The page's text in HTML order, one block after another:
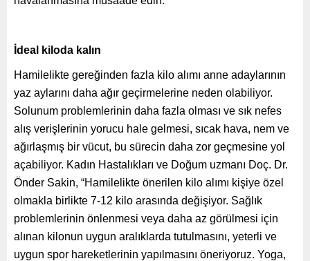
İdeal kiloda kalın
Hamilelikte gereğinden fazla kilo alımı anne adaylarının
yaz aylarını daha ağır geçirmelerine neden olabiliyor.
Solunum problemlerinin daha fazla olması ve sık nefes
alış verişlerinin yorucu hale gelmesi, sıcak hava, nem ve
ağırlaşmış bir vücut, bu sürecin daha zor geçmesine yol
açabiliyor. Kadın Hastalıkları ve Doğum uzmanı Doç. Dr.
Önder Sakin, “Hamilelikte önerilen kilo alımı kişiye özel
olmakla birlikte 7-12 kilo arasında değişiyor. Sağlık
problemlerinin önlenmesi veya daha az görülmesi için
alınan kilonun uygun aralıklarda tutulmasını, yeterli ve
uygun spor hareketlerinin yapılmasını öneriyoruz. Yoga,